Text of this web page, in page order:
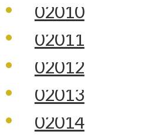
02010
02011
02012
02013
02014